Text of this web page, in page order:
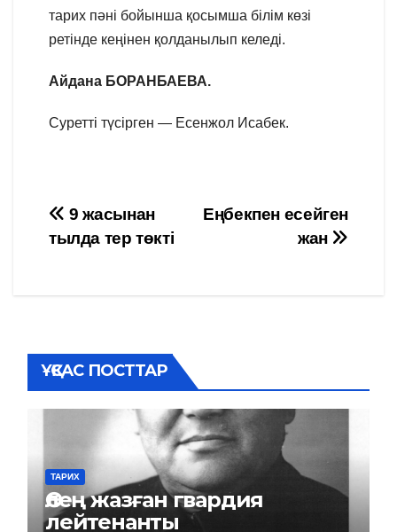
тарих пәні бойынша қосымша білім көзі
ретінде кеңінен қолданылып келеді.
Айдана БОРАНБАЕВА.
Суретті түсірген — Есенжол Исабек.
Навигация
по
Еңбекпен есейген
жан
9 жасынан
тылда тер төкті
ҰҚСАС ПОСТТАР
ТАРИХ
Өлең жазған гвардия
лейтенанты